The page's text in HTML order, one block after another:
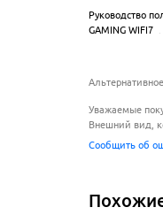
Руководство
GAMING WIFI7
Уважаемые
Внешний вид,
Сообщить об